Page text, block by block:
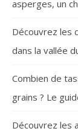
asperges, un
Découvrez les
dans la vallée
Combien de
grains ? Le
Découvrez les